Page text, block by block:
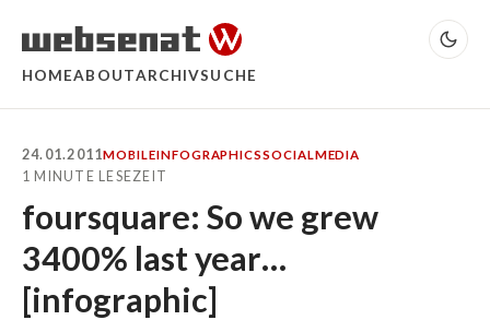
HOMEABOUTARCHIVSUCHE
24.01.2011MOBILEINFOGRAPHICSSOCIALMEDIA
1 MINUTE LESEZEIT
foursquare: So we grew
3400% last year…
[infographic]